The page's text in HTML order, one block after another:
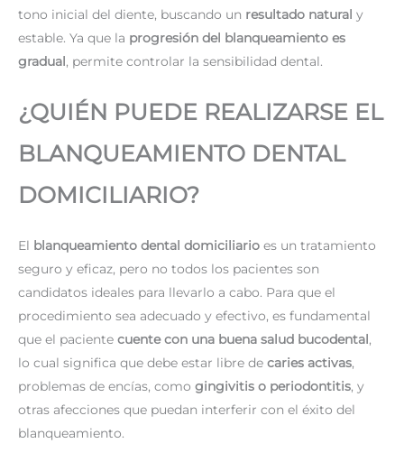
tono inicial del diente, buscando un resultado natural y
estable. Ya que la progresión del blanqueamiento es
gradual, permite controlar la sensibilidad dental.
¿QUIÉN PUEDE REALIZARSE EL
BLANQUEAMIENTO DENTAL
DOMICILIARIO?
El blanqueamiento dental domiciliario es un tratamiento
seguro y eficaz, pero no todos los pacientes son
candidatos ideales para llevarlo a cabo. Para que el
procedimiento sea adecuado y efectivo, es fundamental
que el paciente cuente con una buena salud bucodental,
lo cual significa que debe estar libre de caries activas,
problemas de encías, como gingivitis o periodontitis, y
otras afecciones que puedan interferir con el éxito del
blanqueamiento.